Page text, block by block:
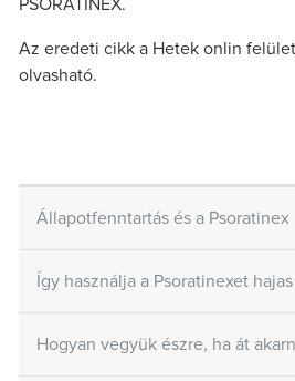
PSORATINEX.
Az eredeti cikk a Hetek onlin
olvasható.
Állapotfenntartás és a Psoratinex
Így használja a Psoratinexet
Hogyan vegyük észre, ha át